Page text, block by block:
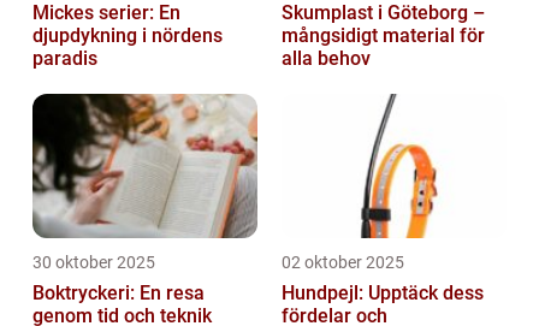
Mickes serier: En
djupdykning i nördens
paradis
Skumplast i Göteborg –
mångsidigt material för
alla behov
30 oktober 2025
Boktryckeri: En resa
genom tid och teknik
02 oktober 2025
Hundpejl: Upptäck dess
fördelar och